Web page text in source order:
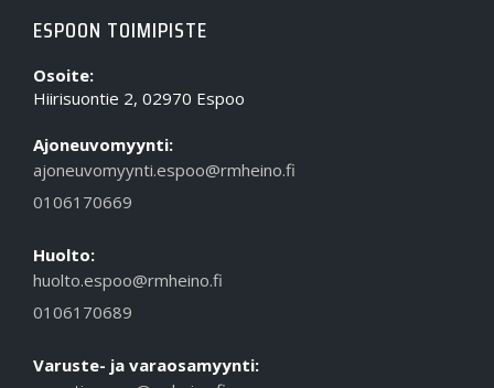
ESPOON TOIMIPISTE
Osoite:
Hiirisuontie 2, 02970 Espoo
Ajoneuvomyynti:
ajoneuvomyynti.espoo@rmheino.fi
0106170669
Huolto:
huolto.espoo@rmheino.fi
0106170689
Varuste- ja varaosamyynti: